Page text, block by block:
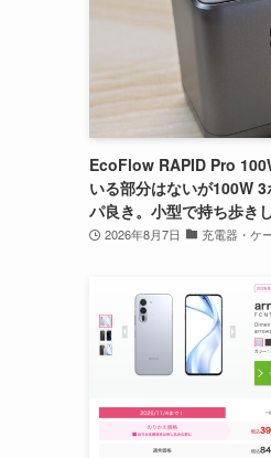
EcoFlow RAPID Pro
いる部分はないが100W
パ良き。小型で持ち歩き
2026年8月7日 充電器・ケ